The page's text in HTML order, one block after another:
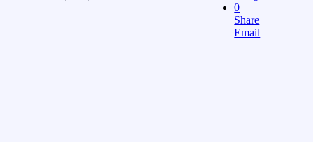
0
Share
Email